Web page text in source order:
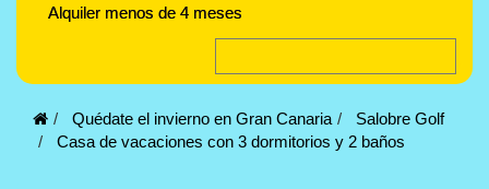
Alquiler menos de 4 meses
Quédate el invierno en Gran Canaria
Salobre Golf
Casa de vacaciones con 3 dormitorios y 2 baños